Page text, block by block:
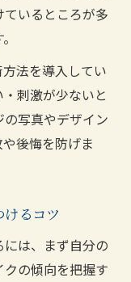
み合わせ術紹
感ある目元提
使い分ける方
目元を探す
インに出会う
いるところが多
法を導入してい
刺激が少ないと
写真やデザイン
後悔を防げま
るコツ
は、まず自分の
の傾向を把握す